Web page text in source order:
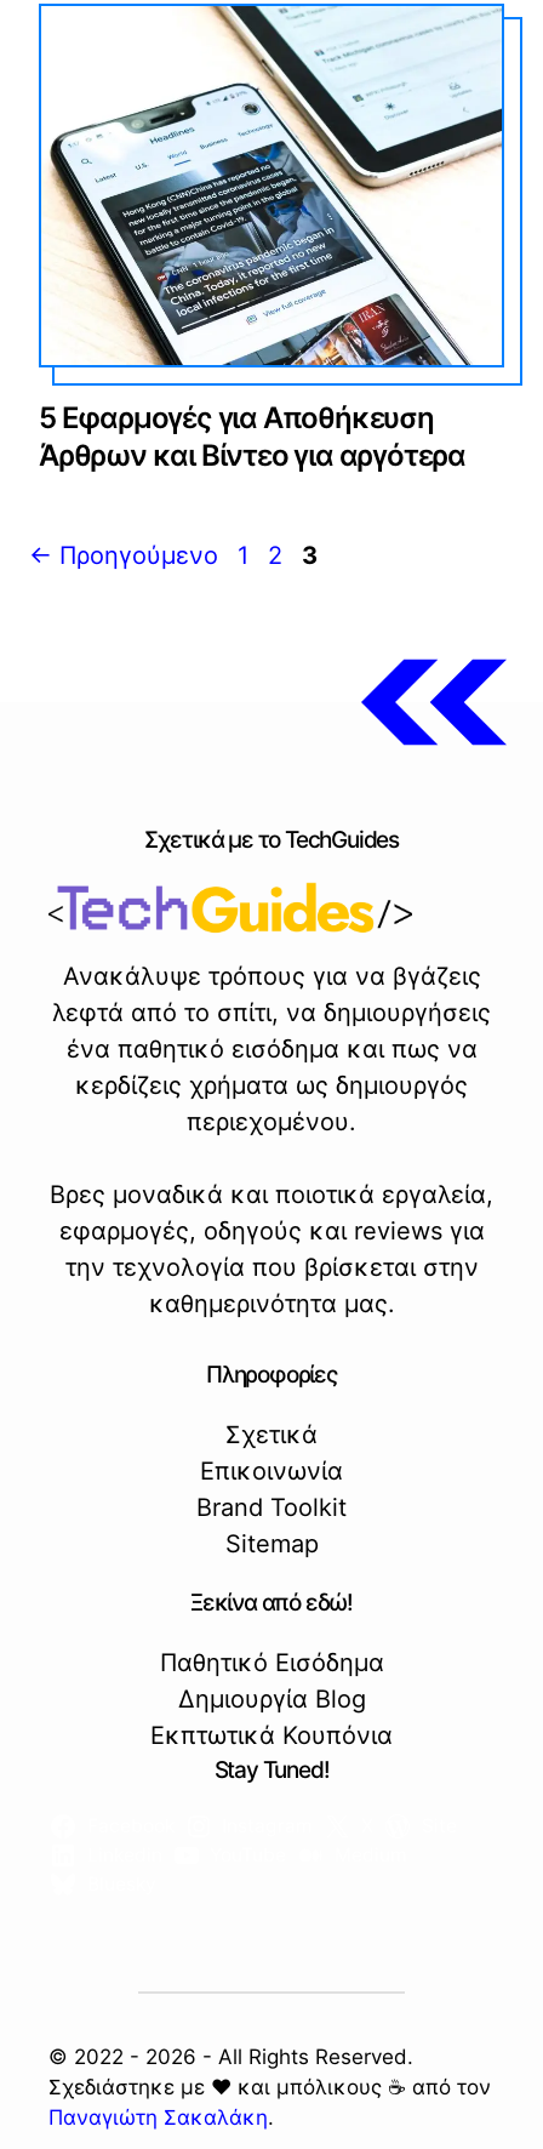
5 Εφαρμογές για Αποθήκευση
Άρθρων και Βίντεο για αργότερα
← Προηγούμενο Σελίδα
1 Σελίδα
2 Σελίδα
3
Σχετικά με το TechGuides
Ανακάλυψε τρόπους για να βγάζεις
λεφτά από το σπίτι, να δημιουργήσεις
ένα παθητικό εισόδημα και πως να
κερδίζεις χρήματα ως δημιουργός
περιεχομένου.
Βρες μοναδικά και ποιοτικά εργαλεία,
εφαρμογές, οδηγούς και reviews για
την τεχνολογία που βρίσκεται στην
καθημερινότητα μας.
Πληροφορίες
Σχετικά
Επικοινωνία
Brand Toolkit
Sitemap
Ξεκίνα από εδώ!
Παθητικό Εισόδημα
Δημιουργία Blog
Εκπτωτικά Κουπόνια
Stay Tuned!
© 2022 - 2026 - All Rights Reserved.
Σχεδιάστηκε με ❤️ και μπόλικους ☕ από τον
Παναγιώτη Σακαλάκη.